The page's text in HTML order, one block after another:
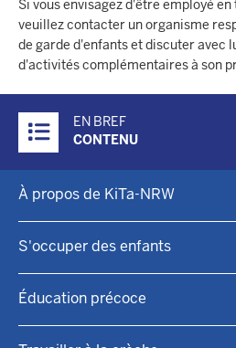
Si vous envisagez d'être employé
veuillez contacter un organisme
de garde d'enfants et discuter avec
d'activités complémentaires à son
Inhalte
EN BREF
CONTENU
Footer-
menu
À propos de KiTa-NRW
Accueil de jour des enfants et éducation
S'occuper des enfants
Trouver une place d'accueil
Éducation précoce